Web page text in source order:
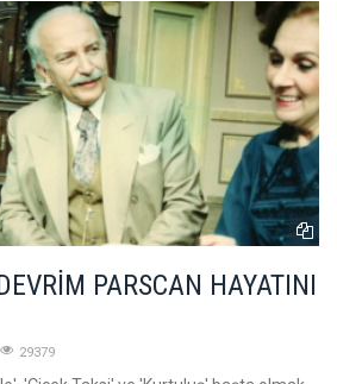
PARSCAN HAYATINI
29379